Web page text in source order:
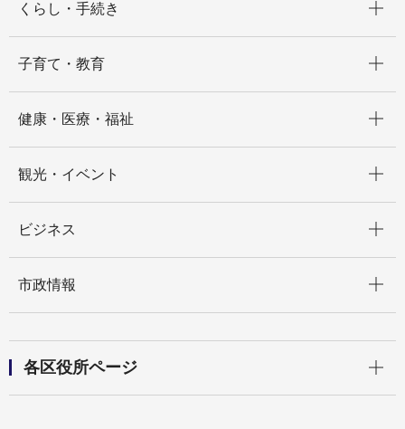
くらし・手続き
子育て・教育
健康・医療・福祉
観光・イベント
ビジネス
市政情報
各区役所ページ